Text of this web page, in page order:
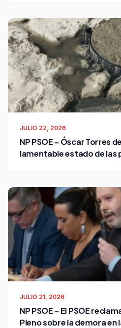
JULIO 22, 2026
NP PSOE – Óscar Torres
lamentable estado de las
JULIO 21, 2026
NP PSOE – El PSOE
Pleno sobre la demora en